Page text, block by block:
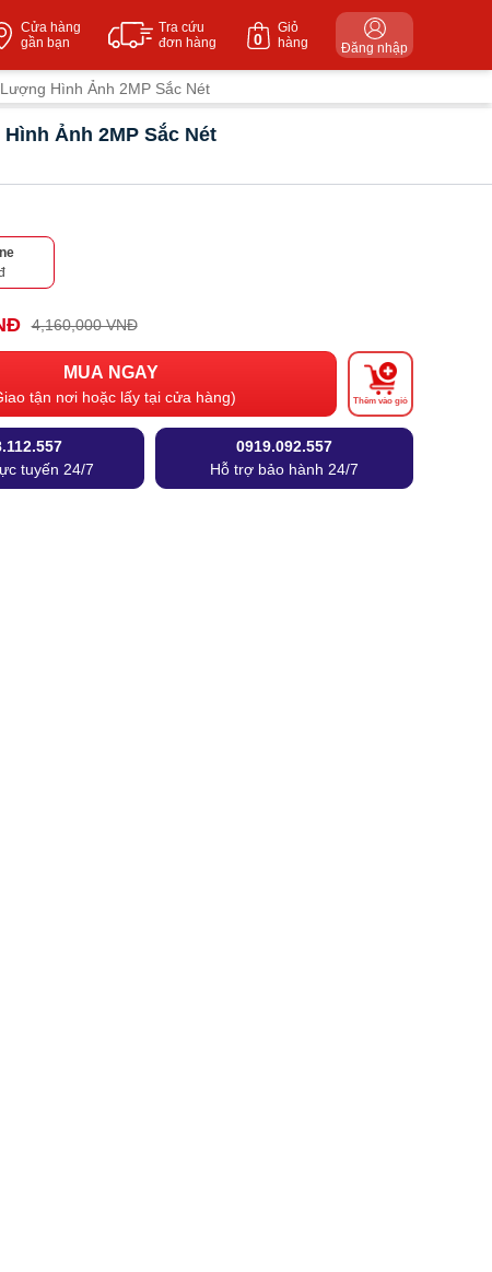
Cửa hàng
gần bạn
Tra cứu
đơn hàng
Giỏ
hàng
0 Đăng nhập
Hình Ảnh 2MP Sắc Nét
Ảnh 2MP Sắc Nét
4,160,000 VNĐ
MUA NGAY
tận nơi hoặc lấy tại cửa hàng) Thêm vào giỏ
tuyến 24/7
0919.092.557
Hỗ trợ bảo hành 24/7